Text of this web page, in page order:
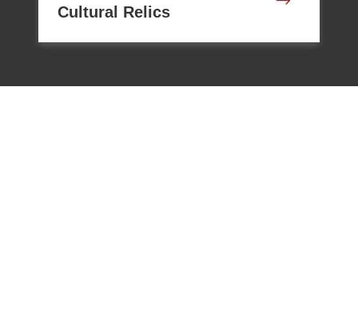
Cultural Relics